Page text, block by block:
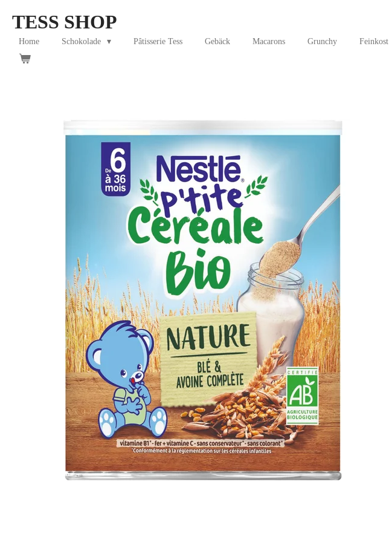
main
content
TESS SHOP
Home Schokolade Pâtisserie Tess Gebäck Macarons Grunchy Feinkost